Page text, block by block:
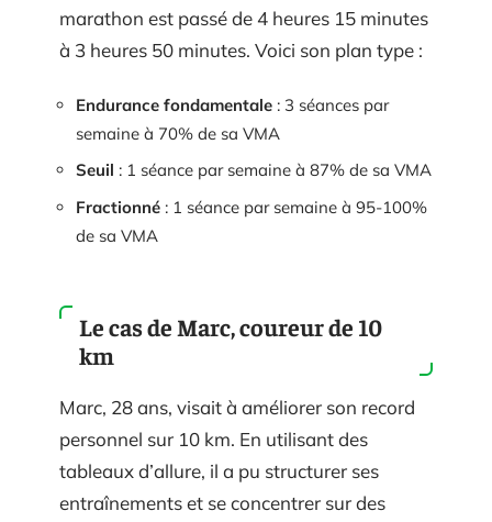
marathon est passé de 4 heures 15 minutes
à 3 heures 50 minutes. Voici son plan type :
Endurance fondamentale : 3 séances par
semaine à 70% de sa VMA
Seuil : 1 séance par semaine à 87% de sa VMA
Fractionné : 1 séance par semaine à 95-100%
de sa VMA
Le cas de Marc, coureur de 10
km
Marc, 28 ans, visait à améliorer son record
personnel sur 10 km. En utilisant des
tableaux d’allure, il a pu structurer ses
entraînements et se concentrer sur des